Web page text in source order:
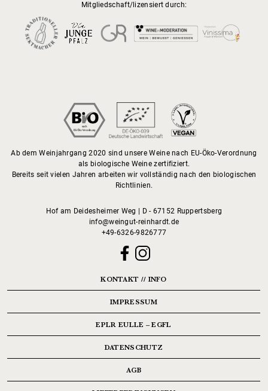
Mitgliedschaft/lizensiert durch:
Ab dem Weinjahrgang 2020 sind unsere Weine nach EU-Öko-Verordnung
als biologische Weine zertifiziert.
Bereits seit vielen Jahren arbeiten wir vollständig nach den biologischen
Richtlinien.
Hof am Deidesheimer Weg | D - 67152 Ruppertsberg
info@weingut-reinhardt.de
+49-6326-9826777
KONTAKT // INFO
IMPRESSUM
EPLR EULLE – EGFL
DATENSCHUTZ
AGB